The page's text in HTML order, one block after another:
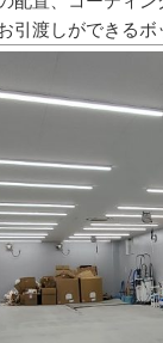
引渡しができるボ